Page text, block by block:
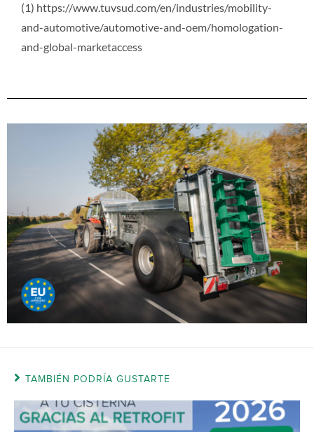
(1) https://www.tuvsud.com/en/industries/mobility-
and-automotive/automotive-and-oem/homologation-
and-global-marketaccess
TAMBIÉN PODRÍA GUSTARTE